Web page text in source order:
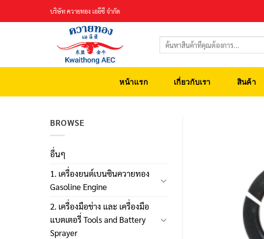
บริษัท ควายทอง เออีซี จำกัด
ค้นหา:
หน้าแรก เกี่ยวกับเรา สินค้า
BROWSE
อื่นๆ
1. เครื่องยนต์เบนซินควายทอง
Gasoline Engine
2. เครื่องมือช่าง และ เครื่องมือ
แบตเตอรี่ Tools and Battery
Sprayer